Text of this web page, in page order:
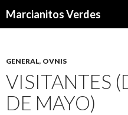
Marcianitos Verdes
GENERAL, OVNIS
VISITANTES
DE MAYO)